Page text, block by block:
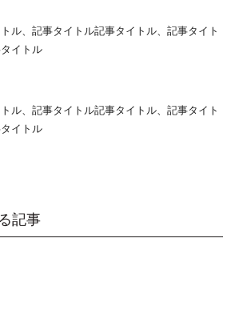
ル、記事タイトル記事タイトル、記事タイト
イトル
ル、記事タイトル記事タイトル、記事タイト
イトル
記事